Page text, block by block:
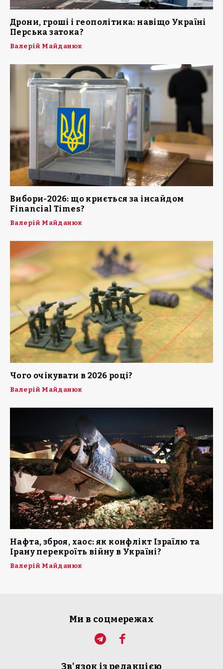
Дрони, гроші і геополітика: навіщо Україні
Перська затока?
Валерій Майданюк
Вибори-2026: що криється за інсайдом
Financial Times?
Валерій Майданюк
Чого очікувати в 2026 році?
Валерій Майданюк
Нафта, зброя, хаос: як конфлікт Ізраїлю та
Ірану перекроїть війну в Україні?
Валерій Майданюк
Ми в соцмережах
Зв'язок із редакцією